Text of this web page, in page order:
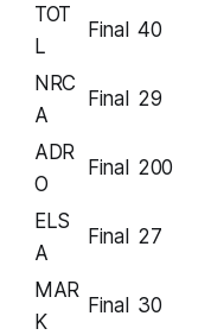
TOT
L
Final 40
NRC
A
Final 29
ADR
O
Final 200
ELS
A
Final 27
MAR
K
Final 30